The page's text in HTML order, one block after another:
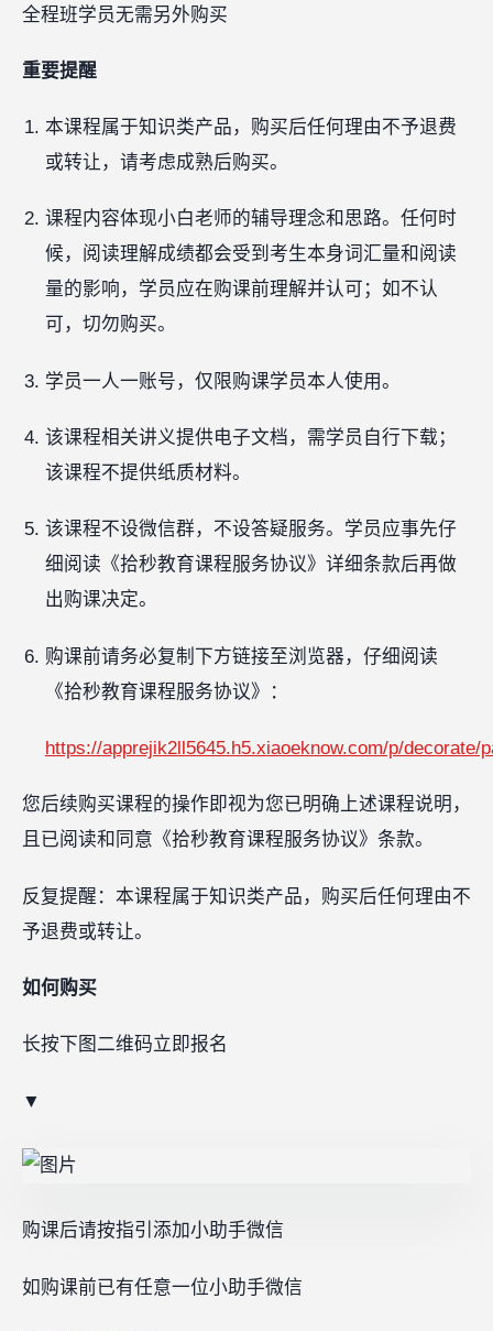
全程班学员无需另外购买
重要提醒
本课程属于知识类产品，购买后任何理由不予退费
或转让，请考虑成熟后购买。
课程内容体现小白老师的辅导理念和思路。任何时
候，阅读理解成绩都会受到考生本身词汇量和阅读
量的影响，学员应在购课前理解并认可；如不认
可，切勿购买。
学员一人一账号，仅限购课学员本人使用。
该课程相关讲义提供电子文档，需学员自行下载；
该课程不提供纸质材料。
该课程不设微信群，不设答疑服务。学员应事先仔
细阅读《拾秒教育课程服务协议》详细条款后再做
出购课决定。
购课前请务必复制下方链接至浏览器，仔细阅读
《拾秒教育课程服务协议》：
https://apprejik2ll5645.h5.xiaoeknow.com/p/decorate/
您后续购买课程的操作即视为您已明确上述课程说明，
且已阅读和同意《拾秒教育课程服务协议》条款。
反复提醒：本课程属于知识类产品，购买后任何理由不
予退费或转让。
如何购买
长按下图二维码立即报名
▼
购课后请按指引添加小助手微信
如购课前已有任意一位小助手微信